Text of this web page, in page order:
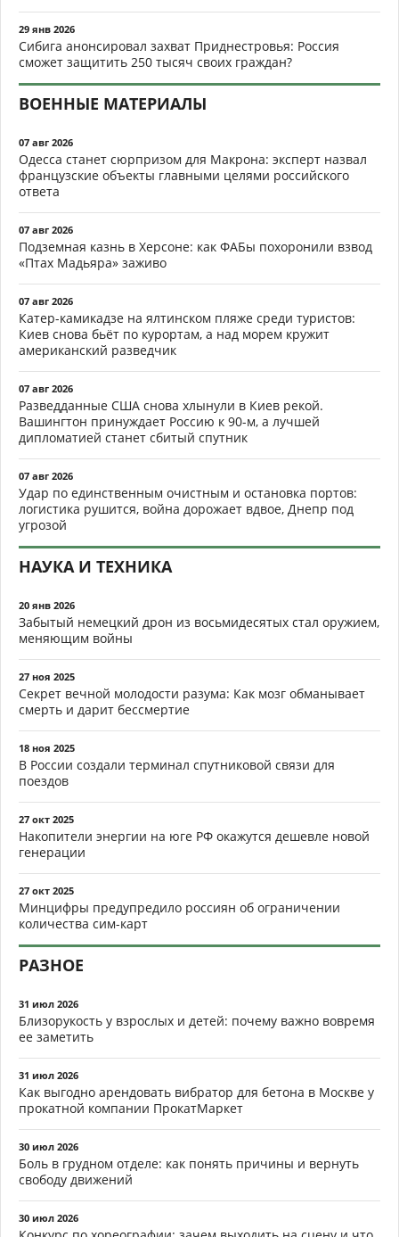
29 янв 2026
Сибига анонсировал захват Приднестровья: Россия
сможет защитить 250 тысяч своих граждан?
ВОЕННЫЕ МАТЕРИАЛЫ
07 авг 2026
Одесса станет сюрпризом для Макрона: эксперт назвал
французские объекты главными целями российского
ответа
07 авг 2026
Подземная казнь в Херсоне: как ФАБы похоронили взвод
«Птах Мадьяра» заживо
07 авг 2026
Катер-камикадзе на ялтинском пляже среди туристов:
Киев снова бьёт по курортам, а над морем кружит
американский разведчик
07 авг 2026
Разведданные США снова хлынули в Киев рекой.
Вашингтон принуждает Россию к 90-м, а лучшей
дипломатией станет сбитый спутник
07 авг 2026
Удар по единственным очистным и остановка портов:
логистика рушится, война дорожает вдвое, Днепр под
угрозой
НАУКА И ТЕХНИКА
20 янв 2026
Забытый немецкий дрон из восьмидесятых стал оружием,
меняющим войны
27 ноя 2025
Секрет вечной молодости разума: Как мозг обманывает
смерть и дарит бессмертие
18 ноя 2025
В России создали терминал спутниковой связи для
поездов
27 окт 2025
Накопители энергии на юге РФ окажутся дешевле новой
генерации
27 окт 2025
Минцифры предупредило россиян об ограничении
количества сим-карт
РАЗНОЕ
31 июл 2026
Близорукость у взрослых и детей: почему важно вовремя
ее заметить
31 июл 2026
Как выгодно арендовать вибратор для бетона в Москве у
прокатной компании ПрокатМаркет
30 июл 2026
Боль в грудном отделе: как понять причины и вернуть
свободу движений
30 июл 2026